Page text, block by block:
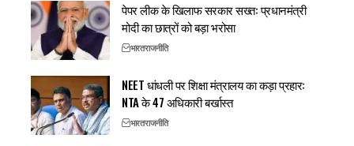
पेपर लीक के खिलाफ सरकार सख्त: प्रधानमंत्री
मोदी का छात्रों को बड़ा भरोसा
भारतराजनीति
NEET धांधली पर शिक्षा मंत्रालय का कड़ा प्रहार:
NTA के 47 अधिकारी बर्खास्त
भारतराजनीति